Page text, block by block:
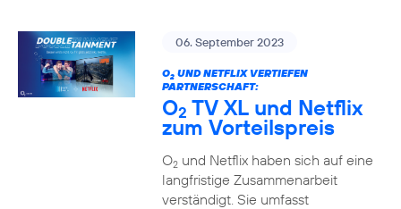
06. September 2023
O2UND NETFLIX VERTIEFEN
PARTNERSCHAFT:
O2 TV XL und Netflix
zum Vorteilspreis
O2und Netflix haben sich auf eine
langfristige Zusammenarbeit
verständigt. Sie umfasst